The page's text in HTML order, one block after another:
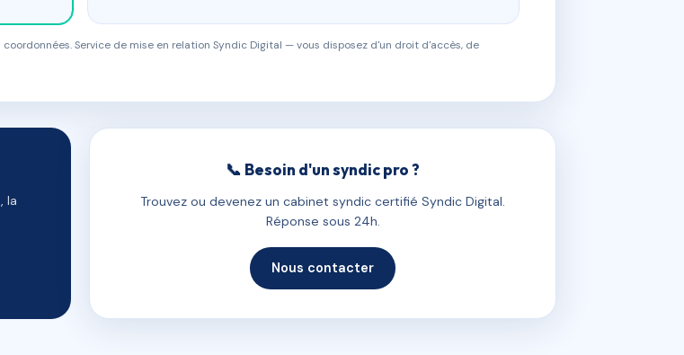
Service de mise en relation Syndic Digital — vous disposez d'un droit d'accès, de
la
📞 Besoin d'un syndic pro ?
Trouvez ou devenez un cabinet syndic certifié Syndic Digital.
Réponse sous 24h.
Nous contacter